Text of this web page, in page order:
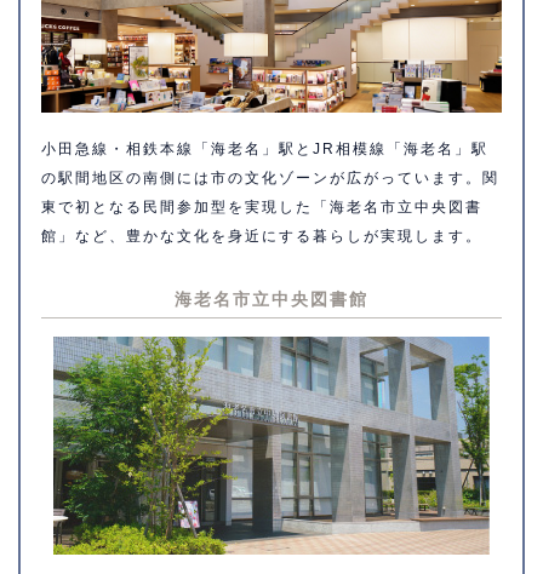
小田急線・相鉄本線「海老名」駅とJR相模線「海老名」駅
の駅間地区の南側には市の文化ゾーンが広がっています。関
東で初となる民間参加型を実現した「海老名市立中央図書
館」など、豊かな文化を身近にする暮らしが実現します。
海老名市立中央図書館